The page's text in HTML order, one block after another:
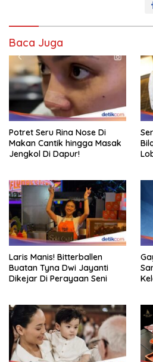
Baca Juga
Potret Seru Rina Nose Di
Makan Cantik hingga Masak
Jengkol Di Dapur!
Laris Manis! Bitterballen
Buatan Tyna Dwi Jayanti
Dikejar Di Perayaan Seni